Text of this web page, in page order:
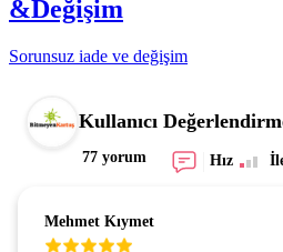
&Değişim
Sorunsuz iade ve değişim
Kullanıcı
77 yorum Hız
Mehmet Kıymet